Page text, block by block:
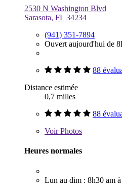
2530 N Washington Blvd
Sarasota, FL 34234
(941) 351-7894
Ouvert aujourd'hui de
88
Distance estimée
0,7 milles
88
VoirPhotos
Heures normales
Lun au dim : 8h30 am